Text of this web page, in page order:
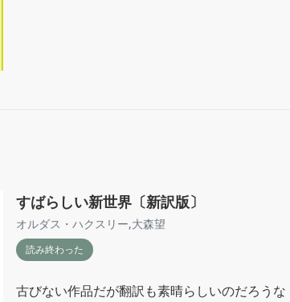
すばらしい新世界〔新訳版〕
オルダス・ハクスリー,大森望
読み終わった
古びない作品だが翻訳も素晴らしいのだろうな